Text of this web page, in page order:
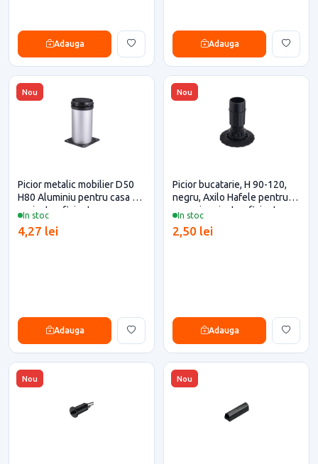
Adauga Adauga
Nou
In stoc
Picior metalic mobilier D50
H80 Aluminiu pentru casa si
proiecte eficiente
4,27 lei
Adauga
Nou
In stoc
Picior bucatarie, H 90-120,
negru, Axilo Hafele pentru
casa si proiecte eficiente
2,50 lei
Adauga
Nou Nou